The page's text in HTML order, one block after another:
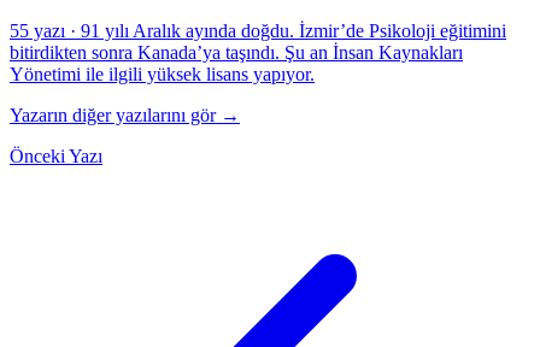
55 yazı · 91 yılı Aralık ayında doğdu. İzmir’de Psikoloji eğitimini
bitirdikten sonra Kanada’ya taşındı. Şu an İnsan Kaynakları
Yönetimi ile ilgili yüksek lisans yapıyor.
Yazarın diğer yazılarını gör →
Önceki Yazı